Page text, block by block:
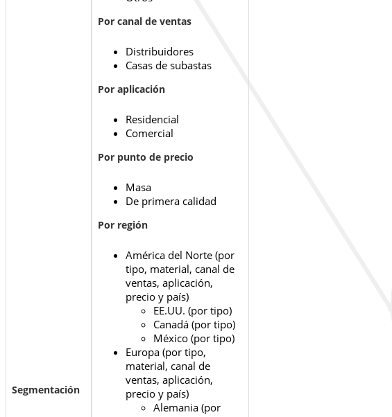
Segmentación
Por canal de ventas
Distribuidores
Casas de subastas
Por aplicación
Residencial
Comercial
Por punto de precio
Masa
De primera calidad
Por región
América del Norte (por
tipo, material, canal de
ventas, aplicación,
precio y país)
EE.UU. (por tipo)
Canadá (por tipo)
México (por tipo)
Europa (por tipo,
material, canal de
ventas, aplicación,
precio y país)
Alemania (por